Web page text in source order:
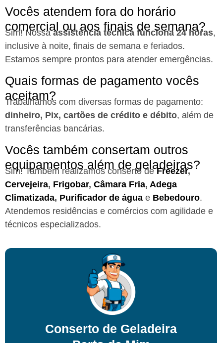
Vocês atendem fora do horário
comercial ou aos finais de semana?
Sim! Nossaassistência técnica funciona 24 horas,
inclusive à noite, finais de semana e feriados.
Estamos sempre prontos para atender emergências.
Quais formas de pagamento vocês
aceitam?
Trabalhamos com diversas formas de pagamento:
dinheiro, Pix, cartões de crédito e débito, além de
transferências bancárias.
Vocês também consertam outros
equipamentos além de geladeiras?
Sim! Também realizamos conserto deFreezer,
Cervejeira, Frigobar, Câmara Fria, Adega
Climatizada, Purificador de água e Bebedouro.
Atendemos residências e comércios com agilidade e
técnicos especializados.
Conserto de Geladeira